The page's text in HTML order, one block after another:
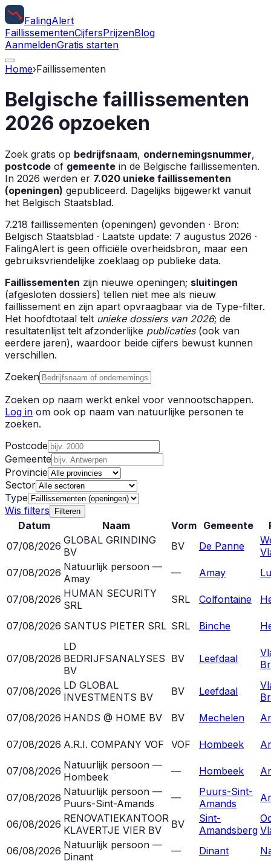
FalingAlert
FaillissementenCijfersPrijzenBlog
AanmeldenGratis starten
Home›Faillissementen
Belgische faillissementen
2026 opzoeken
Zoek gratis op bedrijfsnaam, ondernemingsnummer,
postcode of gemeente in de Belgische faillissementen.
In 2026 werden er 7.020 unieke faillissementen
(openingen) gepubliceerd. Dagelijks bijgewerkt vanuit
het Belgisch Staatsblad.
7.218 faillissementen (openingen) gevonden · Bron:
Belgisch Staatsblad · Laatste update: 7 augustus 2026 ·
FalingAlert is geen officiële overheidsbron, maar een
gebruiksvriendelijke zoeklaag op publieke data.
Faillissementen zijn nieuwe openingen; sluitingen
(afgesloten dossiers) tellen niet mee als nieuw
faillissement en zijn apart opvraagbaar via de Type-filter.
Het hoofdtotaal telt unieke dossiers van 2026; de
resultatenlijst telt afzonderlijke publicaties(ook van
eerdere jaren), waardoor beide cijfers bewust kunnen
verschillen.
Zoeken
Zoeken op naam werkt enkel voor vennootschappen.
Log in om ook op naam van natuurlijke personen te
zoeken.
Postcode
Gemeente
Provincie
Sector
Type
Wis filters
Filteren
Datum Naam Vorm Gemeente
07/08/2026 GLOBAL GRINDING
BV
BV De Panne
07/08/2026 Natuurlijk persoon —
Amay
— Amay
07/08/2026 HUMAN SECURITY
SRL
SRL Colfontaine
07/08/2026 SANTUS PIETER SRL SRL Binche
07/08/2026
LD
BEDRIJFSANALYSES
BV
BV Leefdaal
07/08/2026 LD GLOBAL
INVESTMENTS BV
BV Leefdaal
07/08/2026 HANDS @ HOME BV BV Mechelen
07/08/2026 A.R.I. COMPANY VOF VOF Hombeek
07/08/2026 Natuurlijk persoon —
Hombeek
— Hombeek
07/08/2026 Natuurlijk persoon —
Puurs-Sint-Amands
—
Puurs-Sint-
Amands
06/08/2026 RENOVATIEKANTOOR
KLAVERTJE VIER BV
BV
Sint-
Amandsberg
06/08/2026 Natuurlijk persoon —
Dinant
— Dinant